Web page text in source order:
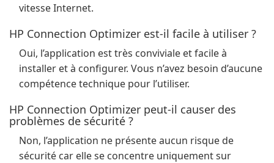
vitesse Internet.
HP Connection Optimizer est-il facile à utiliser ?
Oui, l’application est très conviviale et facile à
installer et à configurer. Vous n’avez besoin d’aucune
compétence technique pour l’utiliser.
HP Connection Optimizer peut-il causer des
problèmes de sécurité ?
Non, l’application ne présente aucun risque de
sécurité car elle se concentre uniquement sur